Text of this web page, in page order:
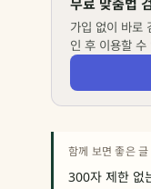
무료 맞춤법
가입 없이 바로
인 후 이용할 수
함께 보면 좋은 글
300자 제한 없